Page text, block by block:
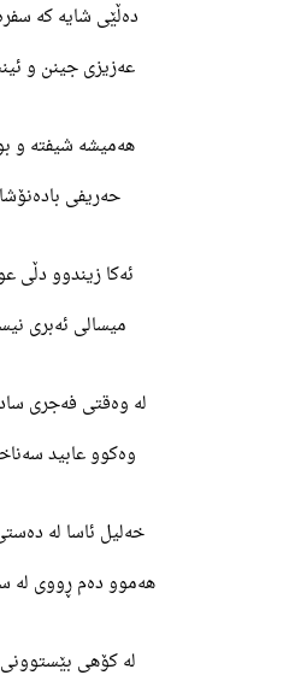
دەڵێی شایە کە
عەزیزی جینن و
هەمیشە شیفتە و
حەریفی
ئەکا زیندوو دڵی
میسالی ئەبری
لە وەقتی فەجری
وەکوو عابید
خەلیل ئاسا لە
هەموو دەم ڕووی لە
لە کۆهی